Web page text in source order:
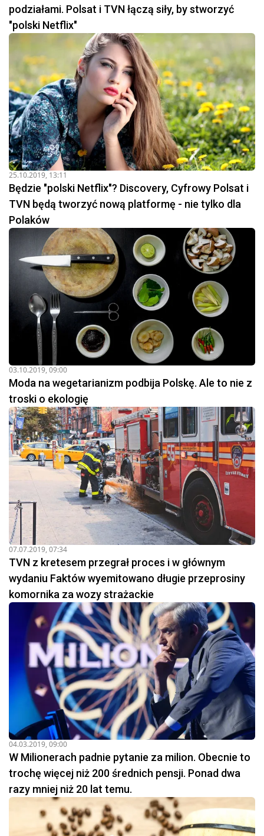
podziałami. Polsat i TVN łączą siły, by stworzyć
"polski Netflix"
25.10.2019, 13:11
Będzie "polski Netflix"? Discovery, Cyfrowy Polsat i
TVN będą tworzyć nową platformę - nie tylko dla
Polaków
03.10.2019, 09:00
Moda na wegetarianizm podbija Polskę. Ale to nie z
troski o ekologię
07.07.2019, 07:34
TVN z kretesem przegrał proces i w głównym
wydaniu Faktów wyemitowano długie przeprosiny
komornika za wozy strażackie
04.03.2019, 09:00
W Milionerach padnie pytanie za milion. Obecnie to
trochę więcej niż 200 średnich pensji. Ponad dwa
razy mniej niż 20 lat temu.